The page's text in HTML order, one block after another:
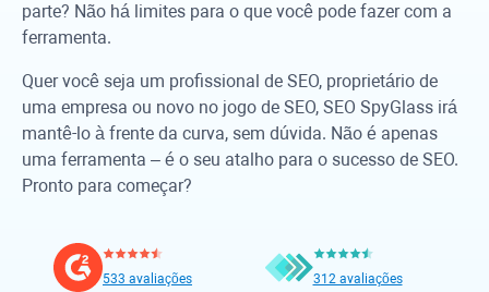
parte? Não há limites para o que você pode fazer com a
ferramenta.
Quer você seja um profissional de SEO, proprietário de
uma empresa ou novo no jogo de SEO, SEO SpyGlass irá
mantê-lo à frente da curva, sem dúvida. Não é apenas
uma ferramenta – é o seu atalho para o sucesso de SEO.
Pronto para começar?
533 avaliações 312 avaliações